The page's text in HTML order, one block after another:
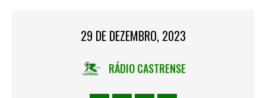
29 DE DEZEMBRO, 2023
RÁDIO CASTRENSE